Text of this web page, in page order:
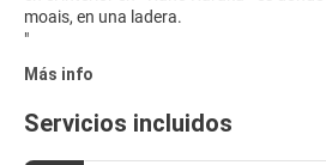
moais, en una ladera.
Más info
Servicios incluidos